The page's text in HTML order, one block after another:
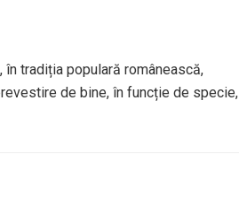
tradiția populară românească,
de bine, în funcție de specie,